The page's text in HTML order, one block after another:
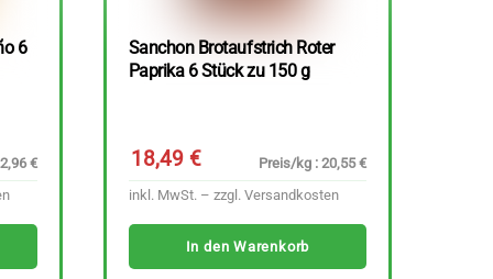
6
€
Sanchon Brotaufstrich Roter
Paprika 6 Stück zu 150 g
18,49€
Preis/kg : 20,55 €
inkl. MwSt. – zzgl. Versandkosten
In den Warenkorb